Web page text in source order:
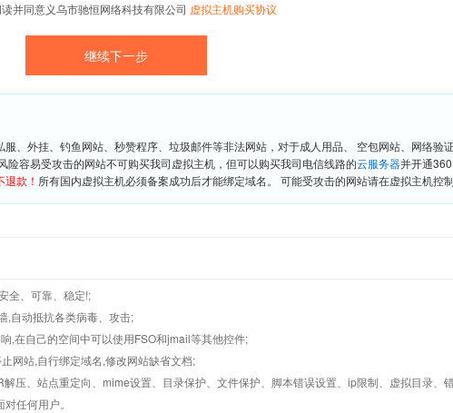
并同意义乌市驰恒网络科技有限公司 虚拟主机购买协议
、外挂、钓鱼网站、秒赞程序、垃圾邮件等非法网站，对于成人用品、 空包网站、网络验
容易受攻击的网站不可购买我司虚拟主机，但可以购买我司电信线路的云服务器并开通
款！ 所有国内虚拟主机必须备案成功后才能绑定域名。 可能受攻击的网站请在虚拟主机控
全、可靠、稳定!;
,自动抵抗各类病毒、攻击;
,在自己的空间中可以使用FSO和jmail等其他控件;
网站,自行绑定域名,修改网站缺省文档;
压、站点重定向、mime设置、目录保护、文件保护、脚本错误设置、ip限制、虚拟目录、
任何用户。